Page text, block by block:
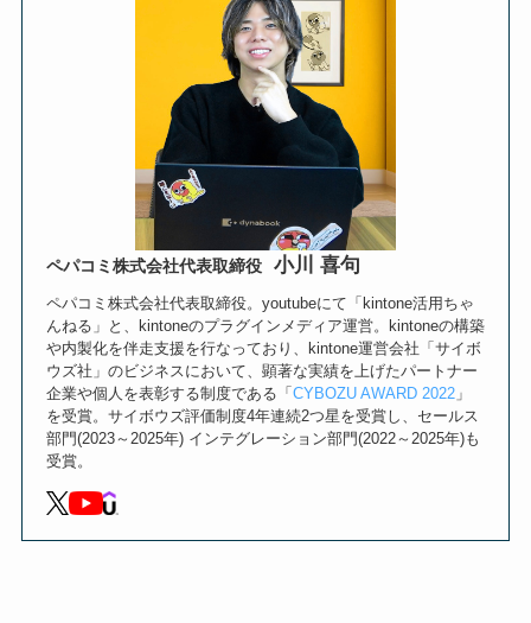
ペパコミ株式会社代表取締役 小川 喜句
ペパコミ株式会社代表取締役。youtubeにて「kintone活用ちゃ
んねる」と、kintoneのプラグインメディア運営。kintoneの構築
や内製化を伴走支援を行なっており、kintone運営会社「サイボ
ウズ社」のビジネスにおいて、顕著な実績を上げたパートナー
企業や個人を表彰する制度である「 CYBOZU AWARD 2022」
を受賞。サイボウズ評価制度4年連続2つ星を受賞し、セールス
部門(2023～2025年) インテグレーション部門(2022～2025年)も
受賞。